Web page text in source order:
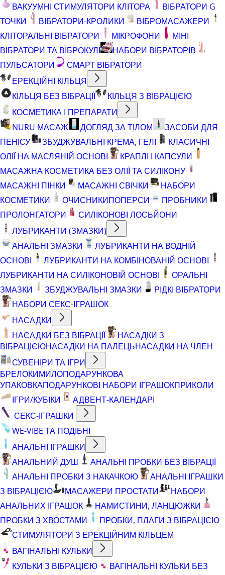
ВАКУУМНІ СТИМУЛЯТОРИ КЛІТОРА
ВІБРАТОРИ G
ТОЧКИ
ВІБРАТОРИ-КРОЛИКИ
ВІБРОМАСАЖЕРИ
КЛІТОРАЛЬНІ ВІБРАТОРИ
МІКРОФОНИ
МІНІ
ВІБРАТОРИ ТА ВІБРОКУЛІ
НАБОРИ ВІБРАТОРІВ
ПУЛЬСАТОРИ
СМАРТ ВІБРАТОРИ
ЕРЕКЦІЙНІ КІЛЬЦЯ
КІЛЬЦЯ БЕЗ ВІБРАЦІЇ
КІЛЬЦЯ З ВІБРАЦІЄЮ
КОСМЕТИКА І ПРЕПАРАТИ
NURU МАСАЖ
ДОГЛЯД ЗА ТІЛОМ
ЗАСОБИ ДЛЯ
ПЕНІСУ
ЗБУДЖУВАЛЬНІ КРЕМА, ГЕЛІ
КЛАСИЧНІ
ОЛІЇ НА МАСЛЯНІЙ ОСНОВІ
КРАПЛІ І КАПСУЛИ
МАСАЖНА КОСМЕТИКА БЕЗ ОЛІЇ ТА СИЛІКОНУ
МАСАЖНІ ПІНКИ
МАСАЖНІ СВІЧКИ
НАБОРИ
КОСМЕТИКИ
ОЧИСНИКИПОПЕРСИ
ПРОБНИКИ
ПРОЛОНГАТОРИ
СИЛІКОНОВІ ЛОСЬЙОНИ
ЛУБРИКАНТИ (ЗМАЗКИ)
АНАЛЬНІ ЗМАЗКИ
ЛУБРИКАНТИ НА ВОДНІЙ
ОСНОВІ
ЛУБРИКАНТИ НА КОМБІНОВАНІЙ ОСНОВІ
ЛУБРИКАНТИ НА СИЛІКОНОВІЙ ОСНОВІ
ОРАЛЬНІ
ЗМАЗКИ
ЗБУДЖУВАЛЬНІ ЗМАЗКИ
РІДКІ ВІБРАТОРИ
НАБОРИ СЕКС-ІГРАШОК
НАСАДКИ
НАСАДКИ БЕЗ ВІБРАЦІЇ
НАСАДКИ З
ВІБРАЦІЄЮНАСАДКИ НА ПАЛЕЦЬНАСАДКИ НА ЧЛЕН
СУВЕНІРИ ТА ІГРИ
БРЕЛОКИМИЛОПОДАРУНКОВА
УПАКОВКАПОДАРУНКОВІ НАБОРИ ІГРАШОКПРИКОЛИ
ІГРИ/КУБІКИ
АДВЕНТ-КАЛЕНДАРІ
СЕКС-ІГРАШКИ
WE-VIBE ТА ПОДІБНІ
АНАЛЬНІ ІГРАШКИ
АНАЛЬНИЙ ДУШ
АНАЛЬНІ ПРОБКИ БЕЗ ВІБРАЦІЇ
АНАЛЬНІ ПРОБКИ З НАКАЧКОЮ
АНАЛЬНІ ІГРАШКИ
З ВІБРАЦІЄЮ
МАСАЖЕРИ ПРОСТАТИ
НАБОРИ
АНАЛЬНИХ ІГРАШОК
НАМИСТИНИ, ЛАНЦЮЖКИ
ПРОБКИ З ХВОСТАМИ
ПРОБКИ, ПЛАГИ З ВІБРАЦІЄЮ
СТИМУЛЯТОРИ З ЕРЕКЦІЙНИМ КІЛЬЦЕМ
ВАГІНАЛЬНІ КУЛЬКИ
КУЛЬКИ З ВІБРАЦІЄЮ
ВАГІНАЛЬНІ КУЛЬКИ БЕЗ